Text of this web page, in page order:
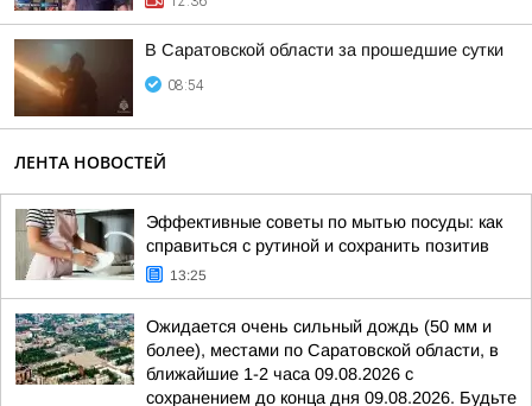
В Саратовской области за прошедшие сутки
08:54
ЛЕНТА НОВОСТЕЙ
Эффективные советы по мытью посуды: как
справиться с рутиной и сохранить позитив
13:25
Ожидается очень сильный дождь (50 мм и
более), местами по Саратовской области, в
ближайшие 1-2 часа 09.08.2026 с
сохранением до конца дня 09.08.2026. Будьте